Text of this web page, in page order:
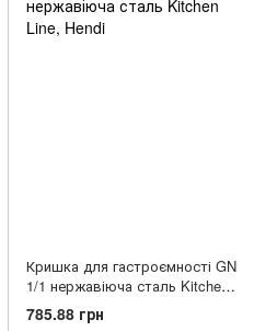
Кришка для гастроємності GN
1/1 нержавіюча сталь Kitchen
Line, Hendi
785.88 грн